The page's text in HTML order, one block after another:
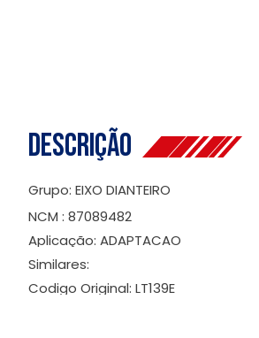
Descrição
Grupo: EIXO DIANTEIRO
NCM : 87089482
Aplicação: ADAPTACAO
Similares:
Codigo Original: LT139E